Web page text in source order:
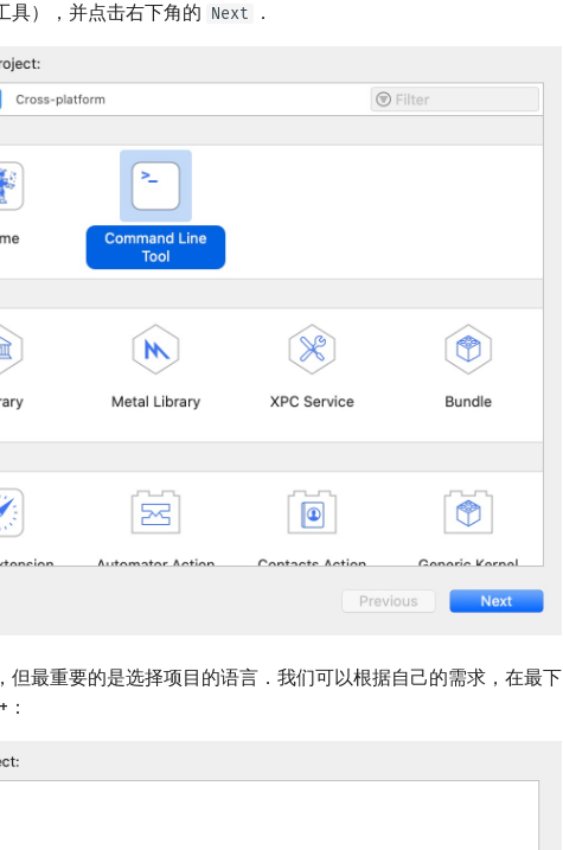
具），并点击右下角的 Next ．
但最重要的是选择项目的语言．我们可以根据自己的需求，在最下